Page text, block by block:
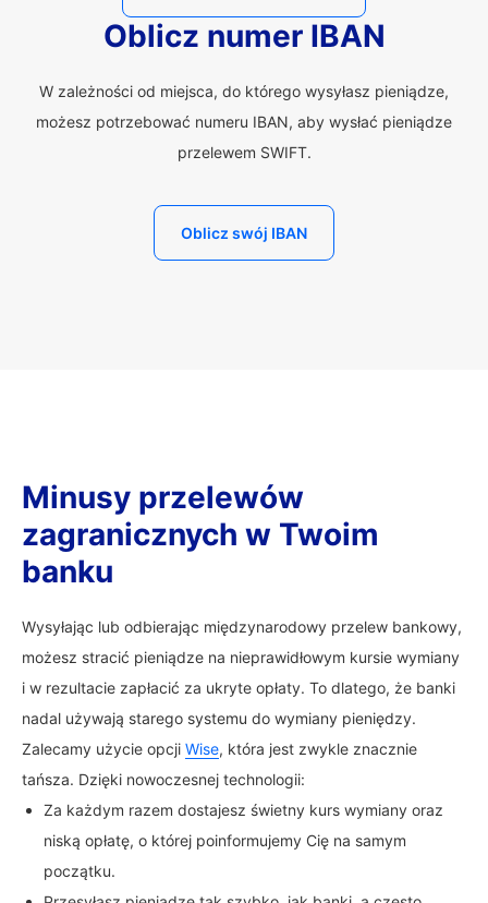
Oblicz numer IBAN
W zależności od miejsca, do którego wysyłasz pieniądze,
możesz potrzebować numeru IBAN, aby wysłać pieniądze
przelewem SWIFT.
Oblicz swój IBAN
Minusy przelewów
zagranicznych w Twoim
banku
Wysyłając lub odbierając międzynarodowy przelew bankowy,
możesz stracić pieniądze na nieprawidłowym kursie wymiany
i w rezultacie zapłacić za ukryte opłaty. To dlatego, że banki
nadal używają starego systemu do wymiany pieniędzy.
Zalecamy użycie opcji Wise, która jest zwykle znacznie
tańsza. Dzięki nowoczesnej technologii:
Za każdym razem dostajesz świetny kurs wymiany oraz
niską opłatę, o której poinformujemy Cię na samym
początku.